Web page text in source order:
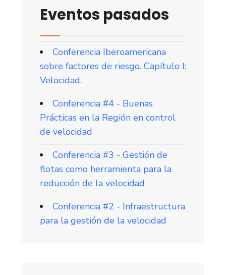
Eventos pasados
Conferencia Iberoamericana
sobre factores de riesgo. Capítulo I:
Velocidad.
Conferencia #4 - Buenas
Prácticas en la Región en control
de velocidad
Conferencia #3 - Gestión de
flotas como herramienta para la
reducción de la velocidad
Conferencia #2 - Infraestructura
para la gestión de la velocidad